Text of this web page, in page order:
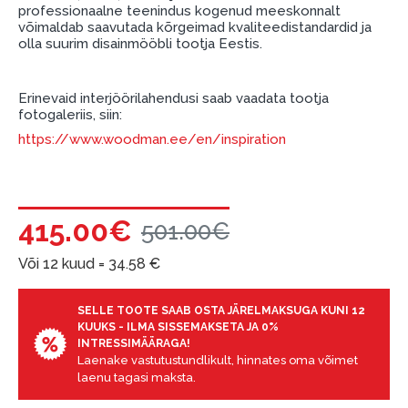
garantii ja tagastamise tingimustega.
Finantsvastutus:
Laenake vastutustundlikult! Enne laenamist
professionaalne teenindus kogenud meeskonnalt
võimaldab saavutada kõrgeimad kvaliteedistandardid ja
olla suurim disainmööbli tootja Eestis.
Erinevaid interjöörilahendusi saab vaadata tootja
fotogaleriis, siin:
https://www.woodman.ee/en/inspiration
415.00€ 501.00€
Või 12 kuud = 34.58 €
SELLE TOOTE SAAB OSTA JÄRELMAKSUGA KUNI 12
KUUKS - ILMA SISSEMAKSETA JA 0%
INTRESSIMÄÄRAGA!
Laenake vastutustundlikult, hinnates oma võimet
laenu tagasi maksta.